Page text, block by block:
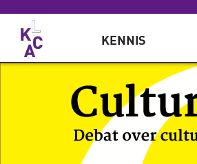
Overslaan en naar de inhoud
KENNIS